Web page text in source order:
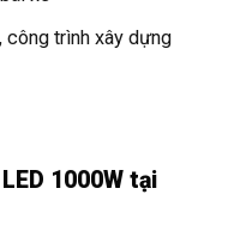
công trình xây dựng
1000W tại